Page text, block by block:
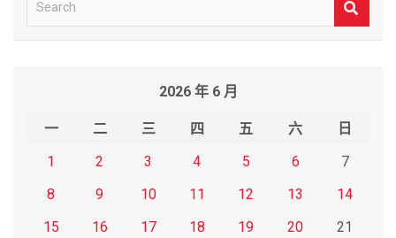
e
2026 年 6 月
一 二 三 四 五 六
日
1
2 3 4 5 6
7
8
9 10 11 12 13
14
15
16 17 18 19 20
21